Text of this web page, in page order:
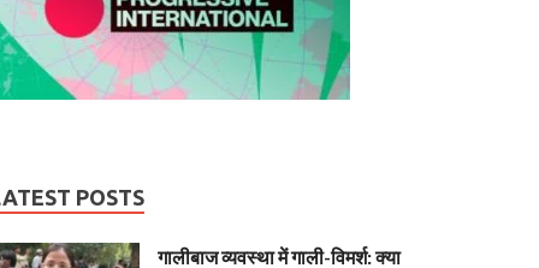
POSTS
गालीबाज व्‍यवस्‍था में गाली-विमर्श: क्या